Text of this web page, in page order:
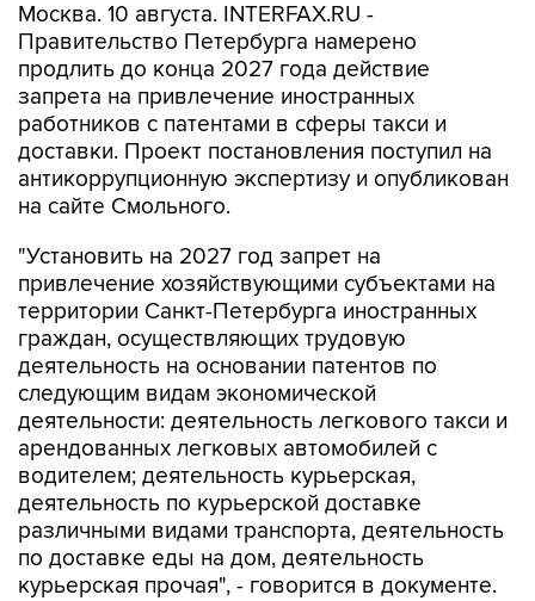
Москва. 10 августа. INTERFAX.RU -
Правительство Петербурга намерено
продлить до конца 2027 года действие
запрета на привлечение иностранных
работников с патентами в сферы такси и
доставки. Проект постановления поступил на
антикоррупционную экспертизу и опубликован
на сайте Смольного.
"Установить на 2027 год запрет на
привлечение хозяйствующими субъектами на
территории Санкт-Петербурга иностранных
граждан, осуществляющих трудовую
деятельность на основании патентов по
следующим видам экономической
деятельности: деятельность легкового такси и
арендованных легковых автомобилей с
водителем; деятельность курьерская,
деятельность по курьерской доставке
различными видами транспорта, деятельность
по доставке еды на дом, деятельность
курьерская прочая", - говорится в документе.